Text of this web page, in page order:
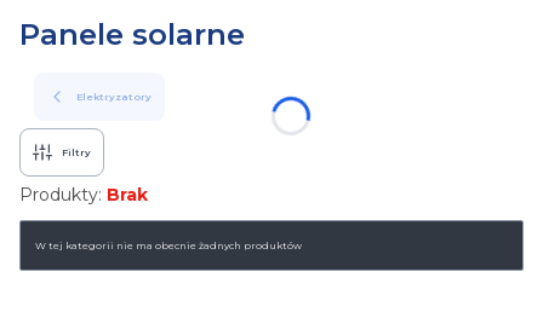
Panele solarne
Elektryzatory
Filtry
Produkty: Brak
Lista produktów
W tej kategorii nie ma obecnie żadnych produktów